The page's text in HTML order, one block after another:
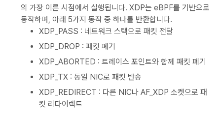
의 가장 이른 시점에서 실행됩니다. XDP는 eBPF를 기반으로
동작하며, 아래 5가지 동작 중 하나를 반환합니다.
XDP_PASS : 네트워크 스택으로 패킷 전달
XDP_DROP : 패킷 폐기
XDP_ABORTED : 트레이스 포인트와 함께 패킷 폐기
XDP_TX : 동일 NIC로 패킷 반송
XDP_REDIRECT : 다른 NIC나 AF_XDP 소켓으로 패
킷 리다이렉트